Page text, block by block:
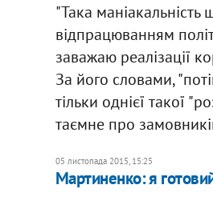
"Така
відпрацюванням
заважаю реалізації
За його словами,
тільки однієї такої
таємне про
05 листопада 2015, 15:25
Мартиненко: я